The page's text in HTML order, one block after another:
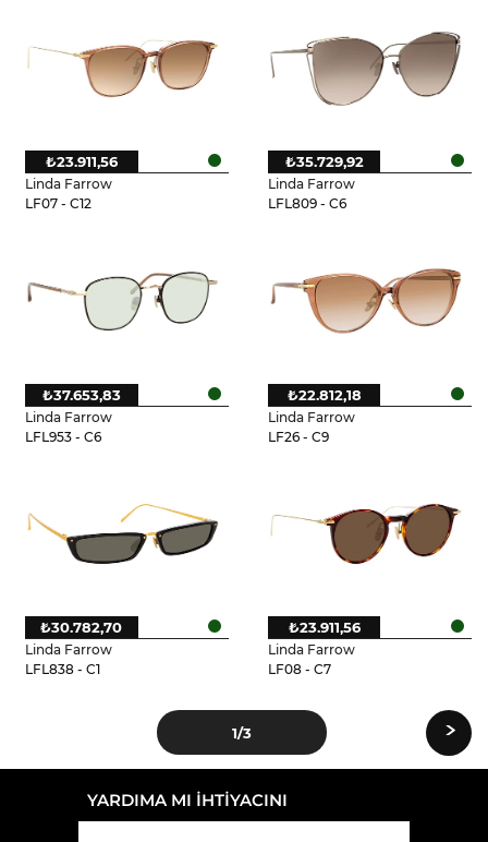
Linda Farrow
LF07 - C12
₺23.911,56
Linda Farrow
LFL809 - C6
₺35.729,92
Linda Farrow
LFL953 - C6
₺37.653,83
Linda Farrow
LF26 - C9
₺22.812,18
Linda Farrow
LFL838 - C1
₺30.782,70
Linda Farrow
LF08 - C7
₺23.911,56
1/3 ›
YARDIMA MI IHTIYACINI